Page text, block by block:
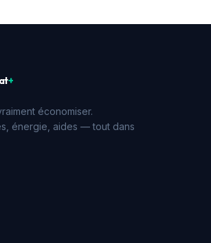
+
économiser.
énergie, aides — tout dans